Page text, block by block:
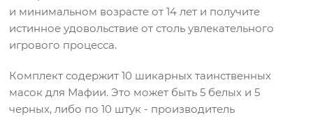
и минимальном возрасте от 14 лет и получите
истинное удовольствие от столь увлекательного
игрового процесса.
Комплект содержит 10 шикарных таинственных
масок для Мафии. Это может быть 5 белых и 5
черных, либо по 10 штук - производитель